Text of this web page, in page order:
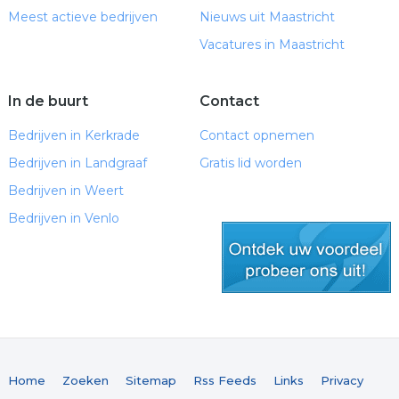
Meest actieve bedrijven
Nieuws uit Maastricht
Vacatures in Maastricht
In de buurt
Bedrijven in Kerkrade
Bedrijven in Landgraaf
Bedrijven in Weert
Bedrijven in Venlo
Contact
Contact opnemen
Gratis lid worden
Home Zoeken Sitemap Rss Feeds Links Privacy